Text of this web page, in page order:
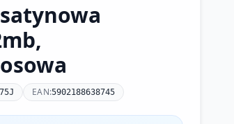
EAN:5902188638745